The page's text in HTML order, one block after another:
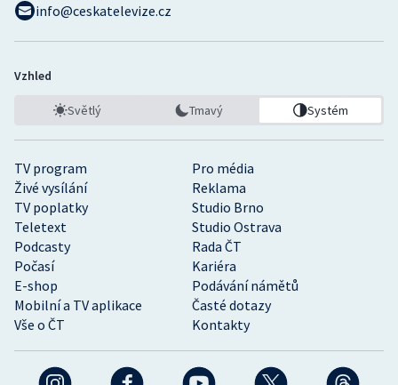
TV program
Pro média
Živé vysílání
Reklama
TV poplatky
Studio Brno
Teletext
Studio Ostrava
Podcasty
Rada ČT
Počasí
Kariéra
E-shop
Podávání námětů
Mobilní a TV aplikace
Časté dotazy
Vše o ČT
Kontakty
info@ceskatelevize.cz
Vzhled
Světlý Tmavý Systém